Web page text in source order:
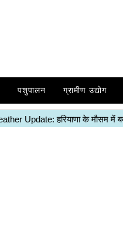
पशुपालन ग्रामीण उद्योग